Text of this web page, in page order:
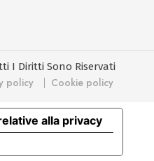
I Diritti Sono Riservati
policy Cookie policy
alla privacy